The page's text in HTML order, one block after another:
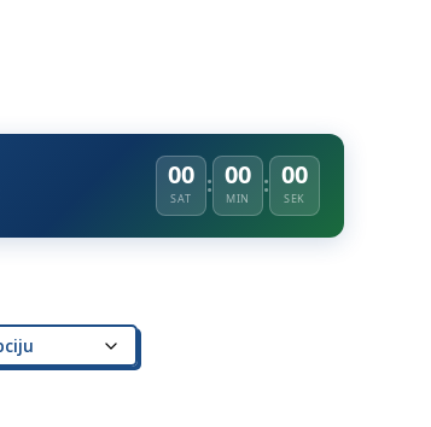
00
SAT
00
MIN
00
SEK